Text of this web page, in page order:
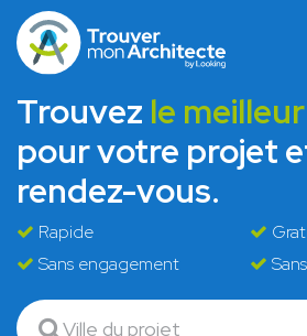
Trouvez le
pour votre projet
rendez-vous.
Rapide
Sans engagement